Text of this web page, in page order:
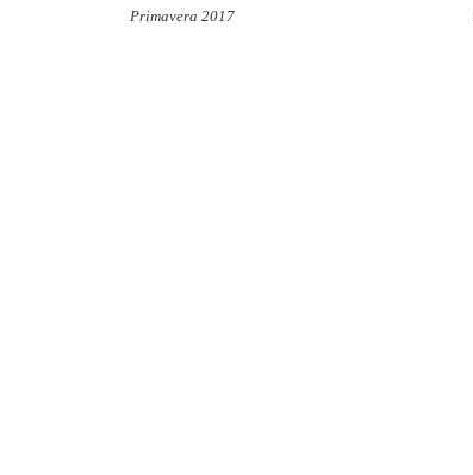
Primavera 2017